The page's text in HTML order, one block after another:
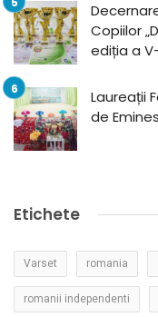
Copiilor
ediția a
Laureații
de
Etichete
Varset romania
romanii independenti